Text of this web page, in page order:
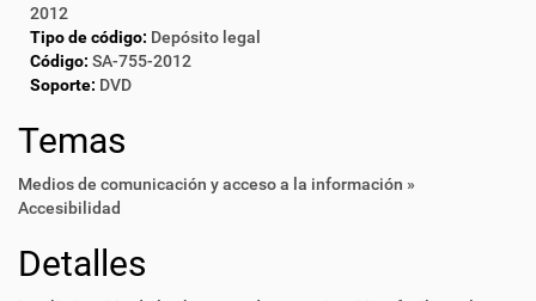
2012
Tipo de código: Depósito legal
Código: SA-755-2012
Soporte: DVD
Temas
Medios de comunicación y acceso a la información »
Accesibilidad
Detalles